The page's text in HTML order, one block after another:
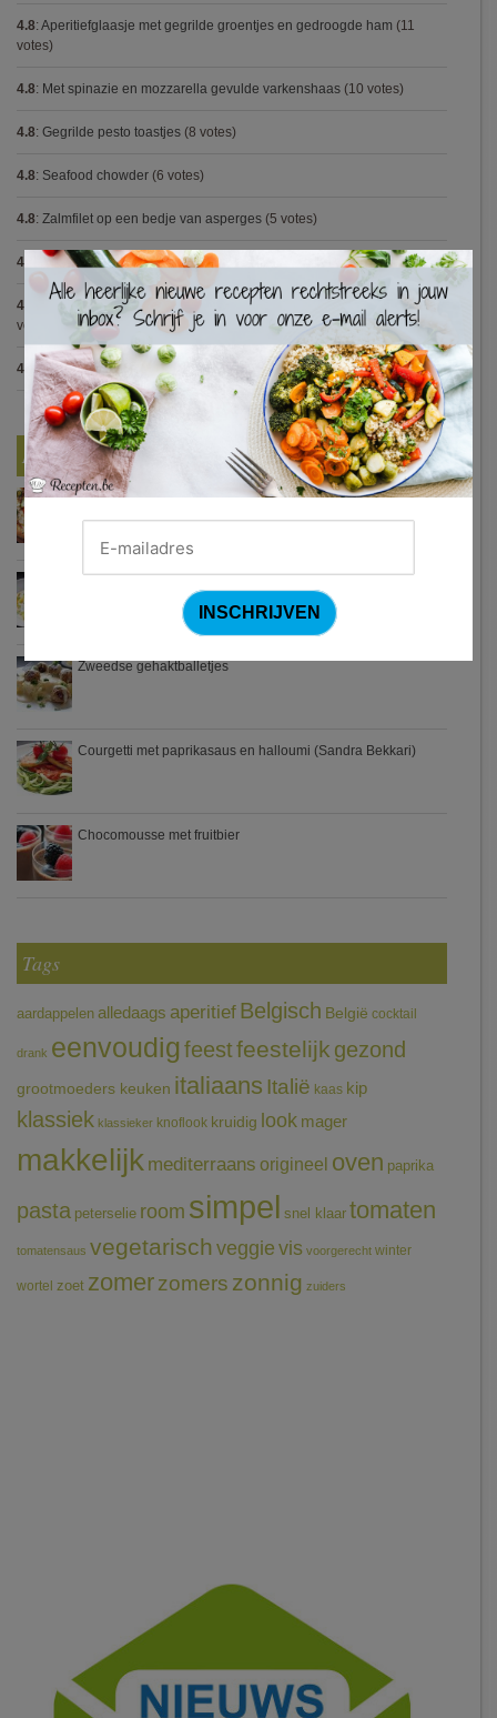
4.8: Aperitiefglaasje met gegrilde groentjes en gedroogde ham (11
votes)
4.8: Met spinazie en mozzarella gevulde varkenshaas (10 votes)
4.8: Gegrilde pesto toastjes (8 votes)
4.8: Seafood chowder (6 votes)
4.8: Zalmfilet op een bedje van asperges (5 votes)
4.8 Blackwellsaus(5 votes)
4.7 Varkenshaasje met jagersaus en kroketten (Jeroen Meus)
(15
votes)
4.7:Gestoofde kip met dragon (7 votes)
Nieuwste Recepten
Turkse pizza met halloumi en courgette
Zweedse gehaktballetjes
Courgetti met paprikasaus en halloumi (Sandra Bekkari)
Chocomousse met fruitbier
Tags
aardappelen alledaags aperitief Belgisch België cocktail
drank eenvoudigfeestfeestelijk gezond
grootmoeders keuken italiaans Italië kaas kip
klassiek klassieker knoflook kruidig look mager
makkelijk mediterraans origineel oven paprika
pasta peterselie room simpel snel klaar tomaten
tomatensaus vegetarischveggie vis voorgerecht winter
wortel zoet zomerzomers zonnig zuiders
×